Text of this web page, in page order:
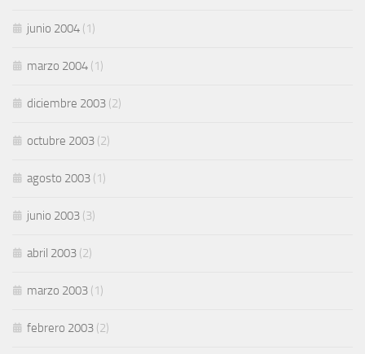
junio 2004 (1)
marzo 2004 (1)
diciembre 2003 (2)
octubre 2003 (2)
agosto 2003 (1)
junio 2003 (3)
abril 2003 (2)
marzo 2003 (1)
febrero 2003 (2)